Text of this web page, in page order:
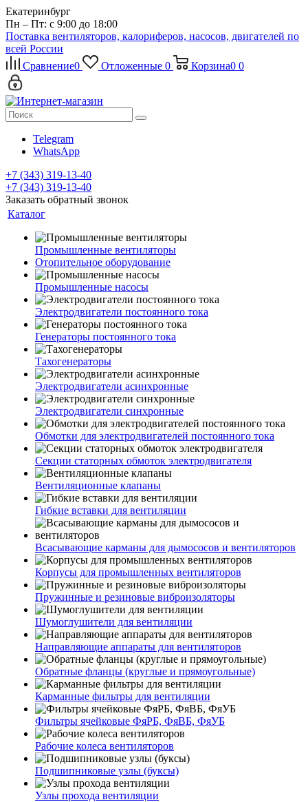
Екатеринбург
Пн – Пт: с 9:00 до 18:00
Поставка вентиляторов, калориферов, насосов, двигателей по
всей России
Сравнение0 Отложенные 0 Корзина0 0
Telegram
WhatsApp
+7 (343) 319-13-40
+7 (343) 319-13-40
Заказать обратный звонок
Каталог
Промышленные вентиляторы
Отопительное оборудование
Промышленные насосы
Электродвигатели постоянного тока
Генераторы постоянного тока
Тахогенераторы
Электродвигатели асинхронные
Электродвигатели синхронные
Обмотки для электродвигателей постоянного тока
Секции статорных обмоток электродвигателя
Вентиляционные клапаны
Гибкие вставки для вентиляции
Всасывающие карманы для дымососов и вентиляторов
Корпусы для промышленных вентиляторов
Пружинные и резиновые виброизоляторы
Шумоглушители для вентиляции
Направляющие аппараты для вентиляторов
Обратные фланцы (круглые и прямоугольные)
Карманные фильтры для вентиляции
Фильтры ячейковые ФяРБ, ФяВБ, ФяУБ
Рабочие колеса вентиляторов
Подшипниковые узлы (буксы)
Узлы прохода вентиляции